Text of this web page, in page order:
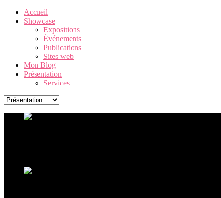
Accueil
Showcase
Expositions
Événements
Publications
Sites web
Mon Blog
Présentation
Services